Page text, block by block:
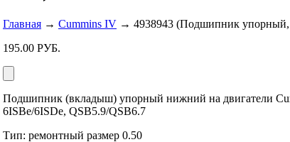
Главная → Cummins IV → 4938943 (Подшипник
195.00 РУБ.
Подшипник (вкладыш) упорный нижний на двигатели
6ISBe/6ISDe, QSB5.9/QSB6.7
Тип: ремонтный размер 0.50